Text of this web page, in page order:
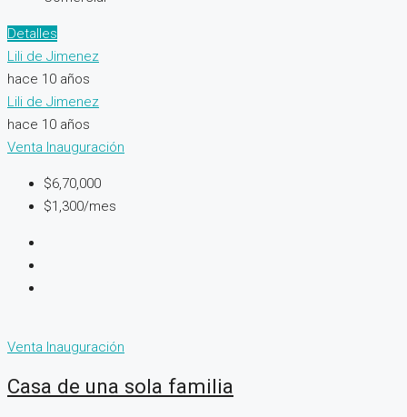
Detalles
Lili de Jimenez
hace 10 años
Lili de Jimenez
hace 10 años
Venta Inauguración
$6,70,000
$1,300/mes
Venta Inauguración
Casa de una sola familia